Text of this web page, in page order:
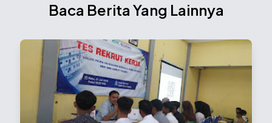
Baca Berita Yang Lainnya